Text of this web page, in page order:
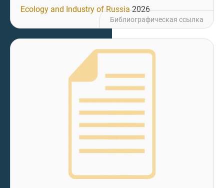
Ecology and Industry of Russia 2026
Библиографическая ссылка